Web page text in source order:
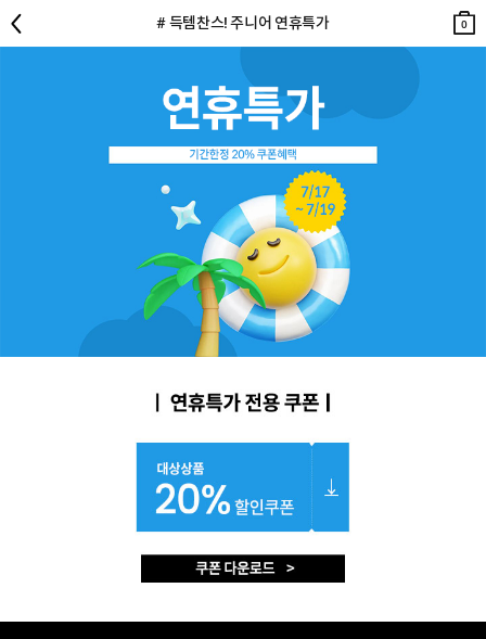
장바
구니
0
# 득템찬스! 주니어 연휴특가
장바
구니
0